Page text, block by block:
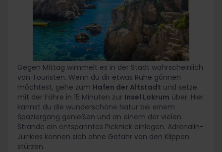
Gegen Mittag wimmelt es in der Stadt wahrscheinlich
von Touristen. Wenn du dir etwas Ruhe gönnen
möchtest, gehe zum Hafen der Altstadt und setze
mit der Fähre in 15 Minuten zur Insel Lokrum über. Hier
kannst du die wunderschöne Natur bei einem
Spaziergang genießen und an einem der vielen
Strände ein entspanntes Picknick einlegen. Adrenalin-
Junkies können sich ohne Gefahr von den Klippen
stürzen.